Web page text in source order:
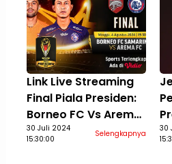
Link Live Streaming
Final Piala Presiden:
Borneo FC Vs Arema
di Vidio, 4 Agustus
30 Juli 2024
15:30:00
Selengkapnya
30